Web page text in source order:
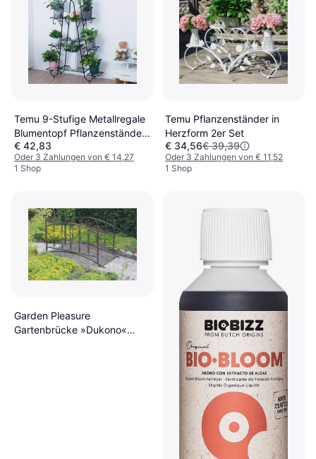
Temu 9-Stufige Metallregale
Blumentopf Pflanzenständer
Display
€ 42,83
Oder 3 Zahlungen von € 14,27
1 Shop
Temu Pflanzenständer in
Herzform 2er Set
€ 34,56€ 39,39
Oder 3 Zahlungen von € 11,52
1 Shop
Garden Pleasure
Gartenbrücke »Dukono«